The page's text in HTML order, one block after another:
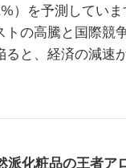
）を予測してい
トの高騰と国際競
ると、経済の減速
派化粧品の王者ア